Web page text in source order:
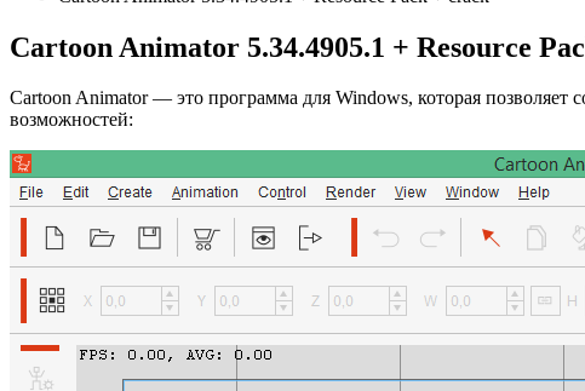
Cartoon Animator 5.34.4905.1 + Resource
Cartoon Animator — это программа для Windows, которая
возможностей: